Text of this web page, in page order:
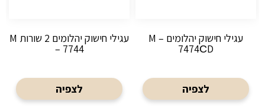
עגילי חישוק יהלומים M –
7474СD
לצפיה
עגילי חישוק יהלומים 2 שורות M
– 7744
לצפיה